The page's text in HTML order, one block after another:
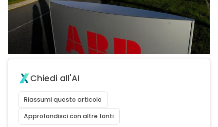
Chiedi all'AI
Riassumi questo articolo
Approfondisci con altre fonti